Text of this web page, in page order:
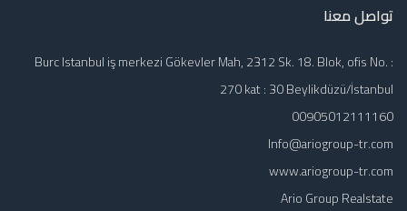
تواصل معنا
Burc Istanbul iş merkezi Gökevler Mah, 2312 Sk. 18. Blok, ofis No. :
270 kat : 30 Beylikdüzü/İstanbul
00905012111160
Info@ariogroup-tr.com
www.ariogroup-tr.com
Ario Group Realstate